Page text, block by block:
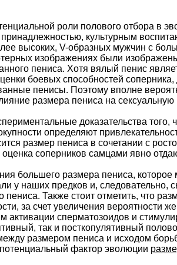
роли полового отбора в
культурным
высоких, V-образных мужчин с
изображениях были
пениса. Хотя вялый пенис
боевых способностей
пенисы. Поэтому вполне
размера пениса на сексуальную
доказательства того,
определяют
размер пениса в сочетании с
соперников самцами явно
большего размера пениса,
у наших предков и,
пениса. Также стоит отметить, что
за счет увеличения вероятности
сперматозоидов и
так и посткопулятивный
размером пениса и исходом
фактор эволюции